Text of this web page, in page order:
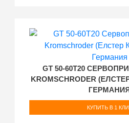
GT 50-60T20
KROMSCHRODER
ГЕРМАНИЯ
КУПИТЬ В 1